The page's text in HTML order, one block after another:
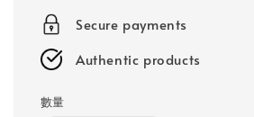
Secure payments
Authentic products
數量